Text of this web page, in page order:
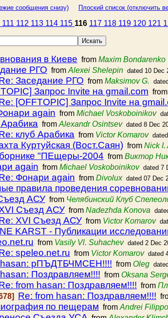
сообщения снизу) Плоский список (отключить
111 112 113 114 115 116 117 118 119 120 121
в Киеве from Maxim Bondarenko
РГО from Alexei Shelepin dated 10 Dec
Заседание РГО from Maksimov G.
Запрос Invite на gmail.com from
[OFFTOPIC] Запрос Invite на
again from Michael Voskoboinikov
Арабика from Alexandr Osintsev dated 8 Dec
клуб Арабика from Victor Komarov
Куртуйская (Вост.Саян) from Nick I.
"ПЕщеры-2004 from Виктор
again from Michael Voskoboinikov dated 7
Фонари again from Divolux dated 07 Dec
правила проведения
АСУ from Челябинский Клуб
Съезд АСУ from Nadezhda Konova
XVI Съезд АСУ from Victor Komarov
KARST - Публикации
from Vasily Vl. Suhachev dated 2 Dec
speleo.net.ru from Victor Komarov dated
hasan: рПЪДТБЧМСЕН!!!! from Oleg
Поздравляем!!!! from Oksana
from hasan: Поздравляем!!!! from
Re: from hasan: Поздравляем!!!!
по пещерам from Andrei